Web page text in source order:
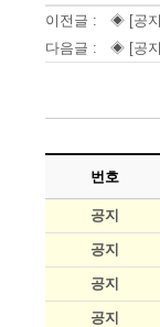
이전글 : ◈ [공
다음글 : ◈ [공
번호
공지
공지
공지
공지